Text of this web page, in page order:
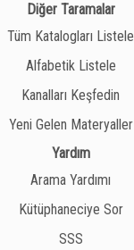
Diğer Taramalar
Tüm Katalogları Listele
Alfabetik Listele
Kanalları Keşfedin
Yeni Gelen Materyaller
Yardım
Arama Yardımı
Kütüphaneciye Sor
SSS